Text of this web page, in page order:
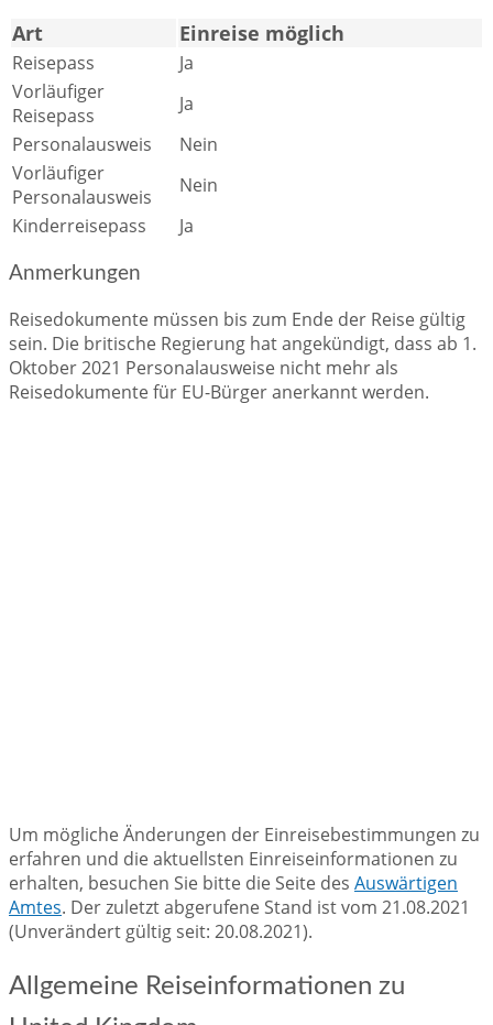
Art Einreise möglich
Reisepass
Ja
Vorläufiger
Reisepass
Ja
Personalausweis
Nein
Vorläufiger
Personalausweis
Nein
Kinderreisepass
Ja
Anmerkungen
Reisedokumente müssen bis zum Ende der Reise gültig
sein. Die britische Regierung hat angekündigt, dass ab 1.
Oktober 2021 Personalausweise nicht mehr als
Reisedokumente für EU-Bürger anerkannt werden.
Um mögliche Änderungen der Einreisebestimmungen zu
erfahren und die aktuellsten Einreiseinformationen zu
erhalten, besuchen Sie bitte die Seite des Auswärtigen
Amtes. Der zuletzt abgerufene Stand ist vom 21.08.2021
(Unverändert gültig seit: 20.08.2021).
Allgemeine Reiseinformationen zu